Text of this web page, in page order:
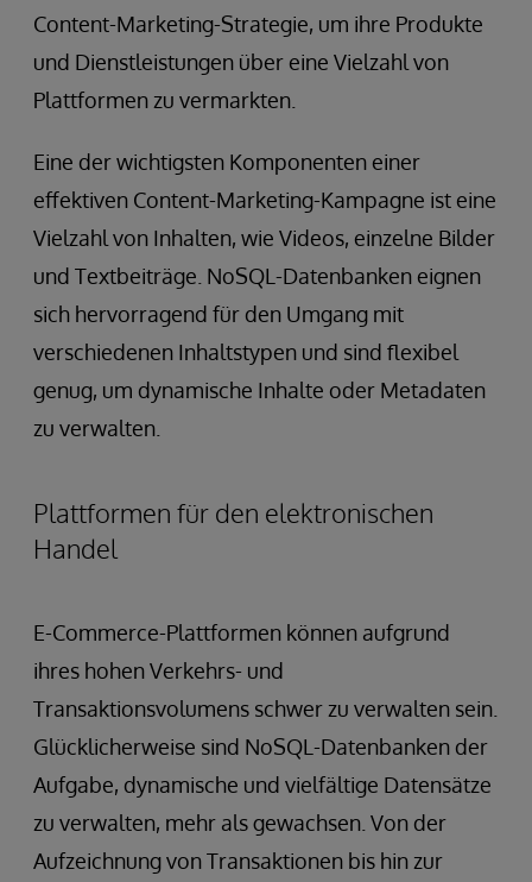
Content-Marketing-Strategie, um ihre Produkte
und Dienstleistungen über eine Vielzahl von
Plattformen zu vermarkten.
Eine der wichtigsten Komponenten einer
effektiven Content-Marketing-Kampagne ist eine
Vielzahl von Inhalten, wie Videos, einzelne Bilder
und Textbeiträge. NoSQL-Datenbanken eignen
sich hervorragend für den Umgang mit
verschiedenen Inhaltstypen und sind flexibel
genug, um dynamische Inhalte oder Metadaten
zu verwalten.
Plattformen für den elektronischen
Handel
E-Commerce-Plattformen können aufgrund
ihres hohen Verkehrs- und
Transaktionsvolumens schwer zu verwalten sein.
Glücklicherweise sind NoSQL-Datenbanken der
Aufgabe, dynamische und vielfältige Datensätze
zu verwalten, mehr als gewachsen. Von der
Aufzeichnung von Transaktionen bis hin zur